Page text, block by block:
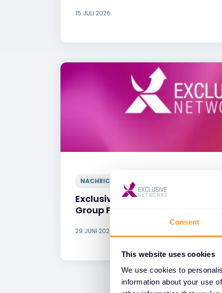
Consent
This website uses cookies
We use cookies to
information about your use
15 JULI 2026
NACHRICHTEN
Exclusive Networks ernennt
Group Financial Officer
29 JUNI 2026